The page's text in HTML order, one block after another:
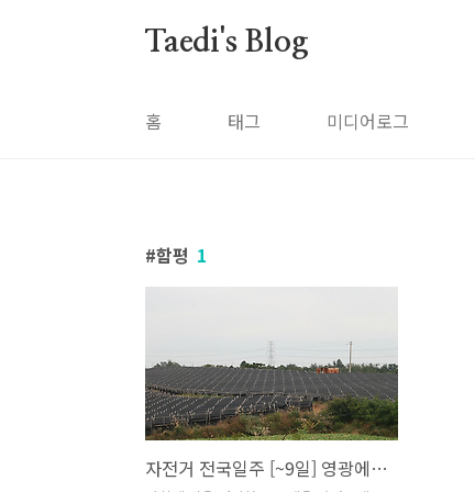
Taedi's Blog
홈 태그 미디어로그
함평 1
자전거 전국일주 [~9일] 영광에서는 첫 자전거 여행자를 목포에서는 비를 만났다.